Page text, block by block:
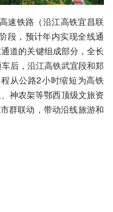
速铁路（沿江高铁宜昌联
段，预计年内实现全线通
道的关键组成部分，全长
后，沿江高铁武宜段和郑
从公路2小时缩短为高铁
神农架等鄂西顶级文旅资
群联动，带动沿线旅游和